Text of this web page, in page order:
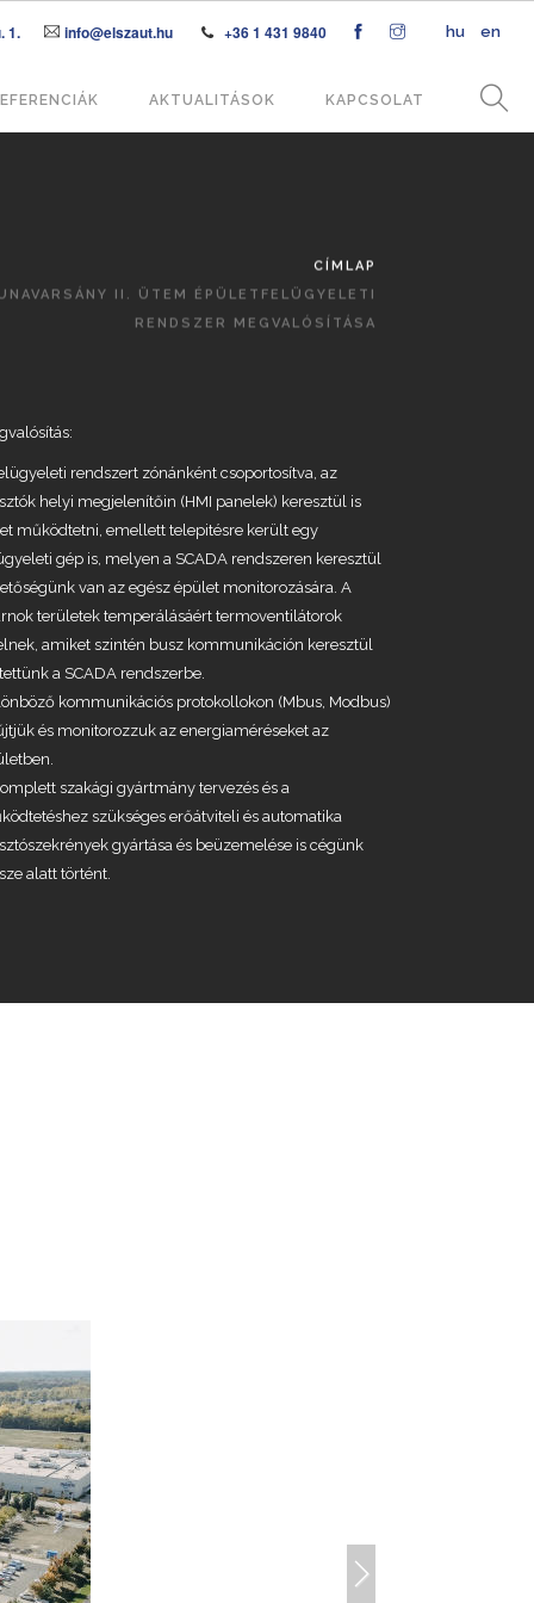
hu en
1. info@elszaut.hu +36 1 431 9840
AKTUALITÁSOK KAPCSOLAT
CÍMLAP
II. ÜTEM ÉPÜLETFELÜGYELETI
RENDSZER MEGVALÓSÍTÁSA
rendszert zónánként csoportosítva, az
helyi megjelenítőin (HMI panelek) keresztül is
működtetni, emellett telepitésre került egy
gép is, melyen a SCADA rendszeren keresztül
van az egész épület monitorozására. A
területek temperálásáért termoventilátorok
amiket szintén busz kommunikáción keresztül
a SCADA rendszerbe.
kommunikációs protokollokon (Mbus, Modbus)
és monitorozzuk az energiaméréseket az
szakági gyártmány tervezés és a
szükséges erőátviteli és automatika
gyártása és beüzemelése is cégünk
alatt történt.